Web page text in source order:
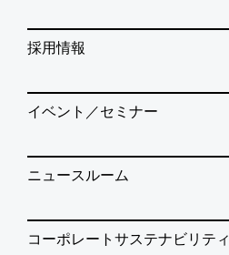
採用情報
イベント／セミナー
ニュースルーム
コーポレートサステナビリティ